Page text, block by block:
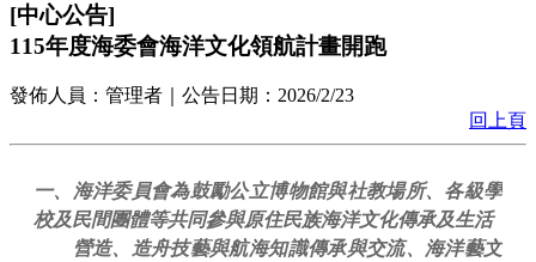
[中心公告]
115年度海委會海洋文化領航計畫開跑
發佈人員： 管理者 ｜公告日期： 2026/2/23
回上頁
一、海洋委員會為鼓勵公立博物館與社教場所、各級學
校及民間團體等共同參與原住民族海洋文化傳承及生活
營造、造舟技藝與航海知識傳承與交流、海洋藝文